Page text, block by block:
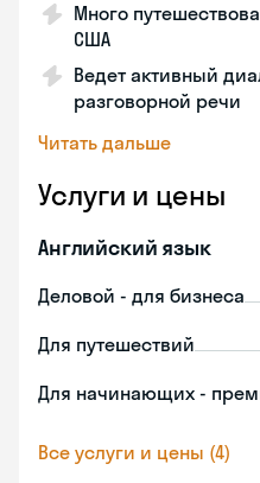
Много
США
Ведет активный
разговорной речи
Читать дальше
Услуги и цены
Английский язык
Деловой - для бизнеса
Для путешествий
Для начинающих -
Все услуги и цены (4)